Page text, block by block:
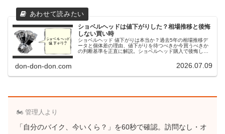
ショベルヘッドは値下がりした？相場推移と後悔
しない買い時
ショベルヘッド 値下がりは本当か？過去5年の相場推移デ
ータと個体差の理由、値下がりを待つべきか今買うべきか
の判断基準を正直に解説。ショベルヘッド購入で後悔しな
don-don-don.com 2026.07.09
🏍️ 管理人より
「自分のバイク、今いくら？」を60秒で確認。訪問なし・オ